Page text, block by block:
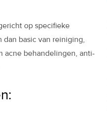
op specifieke
basic van reiniging,
acne behandelingen, anti-